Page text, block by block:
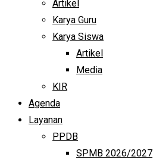
Artikel
Karya Guru
Karya Siswa
Artikel
Media
KIR
Agenda
Layanan
PPDB
SPMB 2026/2027